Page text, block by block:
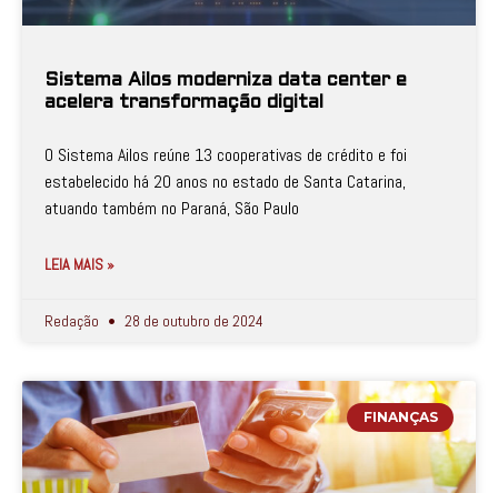
Sistema Ailos moderniza data center e
acelera transformação digital
O Sistema Ailos reúne 13 cooperativas de crédito e foi
estabelecido há 20 anos no estado de Santa Catarina,
atuando também no Paraná, São Paulo
LEIA MAIS »
Redação 28 de outubro de 2024
FINANÇAS